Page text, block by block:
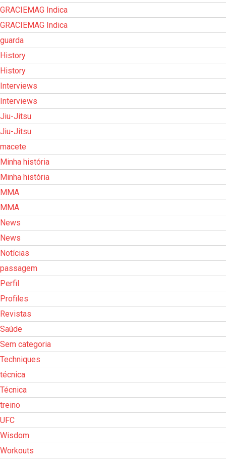
GRACIEMAG Indica
GRACIEMAG Indica
guarda
History
History
Interviews
Interviews
Jiu-Jitsu
Jiu-Jitsu
macete
Minha história
Minha história
MMA
MMA
News
News
Notícias
passagem
Perfil
Profiles
Revistas
Saúde
Sem categoria
Techniques
técnica
Técnica
treino
UFC
Wisdom
Workouts